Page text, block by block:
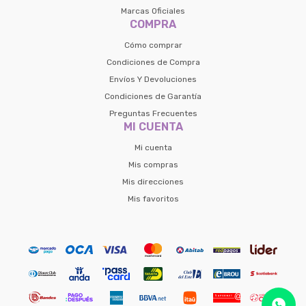
Marcas Oficiales
COMPRA
Cómo comprar
Condiciones de Compra
Envíos Y Devoluciones
Condiciones de Garantía
Preguntas Frecuentes
MI CUENTA
Mi cuenta
Mis compras
Mis direcciones
Mis favoritos
Volver al inicio